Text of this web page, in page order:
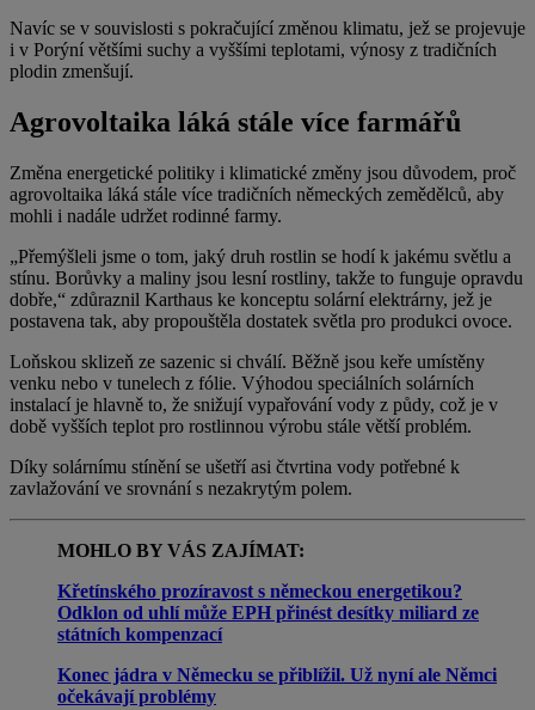
Navíc se v souvislosti s pokračující změnou klimatu, jež se projevuje
i v Porýní většími suchy a vyššími teplotami, výnosy z tradičních
plodin zmenšují.
Agrovoltaika láká stále více farmářů
Změna energetické politiky i klimatické změny jsou důvodem, proč
agrovoltaika láká stále více tradičních německých zemědělců, aby
mohli i nadále udržet rodinné farmy.
„Přemýšleli jsme o tom, jaký druh rostlin se hodí k jakému světlu a
stínu. Borůvky a maliny jsou lesní rostliny, takže to funguje opravdu
dobře,“ zdůraznil Karthaus ke konceptu solární elektrárny, jež je
postavena tak, aby propouštěla dostatek světla pro produkci ovoce.
Loňskou sklizeň ze sazenic si chválí. Běžně jsou keře umístěny
venku nebo v tunelech z fólie. Výhodou speciálních solárních
instalací je hlavně to, že snižují vypařování vody z půdy, což je v
době vyšších teplot pro rostlinnou výrobu stále větší problém.
Díky solárnímu stínění se ušetří asi čtvrtina vody potřebné k
zavlažování ve srovnání s nezakrytým polem.
MOHLO BY VÁS ZAJÍMAT:
Křetínského prozíravost s německou energetikou?
Odklon od uhlí může EPH přinést desítky miliard ze
státních kompenzací
Konec jádra v Německu se přiblížil. Už nyní ale Němci
očekávají problémy